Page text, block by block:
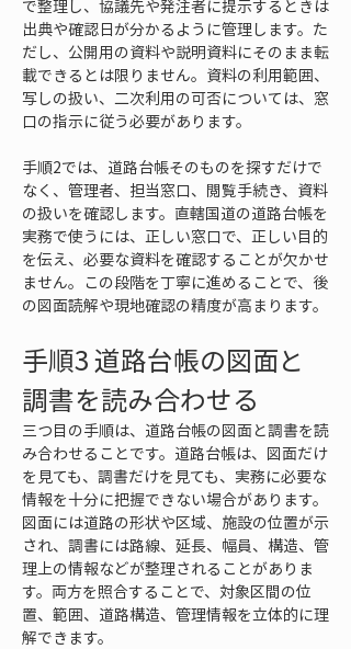
で整理し、協議先や発注者に提示するときは
出典や確認日が分かるように管理します。た
だし、公開用の資料や説明資料にそのまま転
載できるとは限りません。資料の利用範囲、
写しの扱い、二次利用の可否については、窓
口の指示に従う必要があります。
手順2では、道路台帳そのものを探すだけで
なく、管理者、担当窓口、閲覧手続き、資料
の扱いを確認します。直轄国道の道路台帳を
実務で使うには、正しい窓口で、正しい目的
を伝え、必要な資料を確認することが欠かせ
ません。この段階を丁寧に進めることで、後
の図面読解や現地確認の精度が高まります。
手順3 道路台帳の図面と
調書を読み合わせる
三つ目の手順は、道路台帳の図面と調書を読
み合わせることです。道路台帳は、図面だけ
を見ても、調書だけを見ても、実務に必要な
情報を十分に把握できない場合があります。
図面には道路の形状や区域、施設の位置が示
され、調書には路線、延長、幅員、構造、管
理上の情報などが整理されることがありま
す。両方を照合することで、対象区間の位
置、範囲、道路構造、管理情報を立体的に理
解できます。